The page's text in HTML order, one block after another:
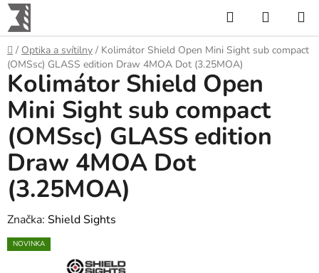
Přejít
na
obsah
Hledat
KOŠÍK
Domů
/ Optika a svítilny / Kolimátor Shield Open Mini Sight sub compact
(OMSsc) GLASS edition Draw 4MOA Dot (3.25MOA)
Kolimátor Shield Open
Mini Sight sub compact
(OMSsc) GLASS edition
Draw 4MOA Dot
(3.25MOA)
Značka: Shield Sights
NOVINKA